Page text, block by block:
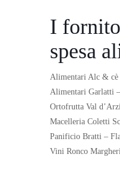
I
spesa
Alimentari Alc & cè
Alimentari Garlatti
Ortofrutta Val
Macelleria Coletti
Panificio Bratti –
Vini Ronco